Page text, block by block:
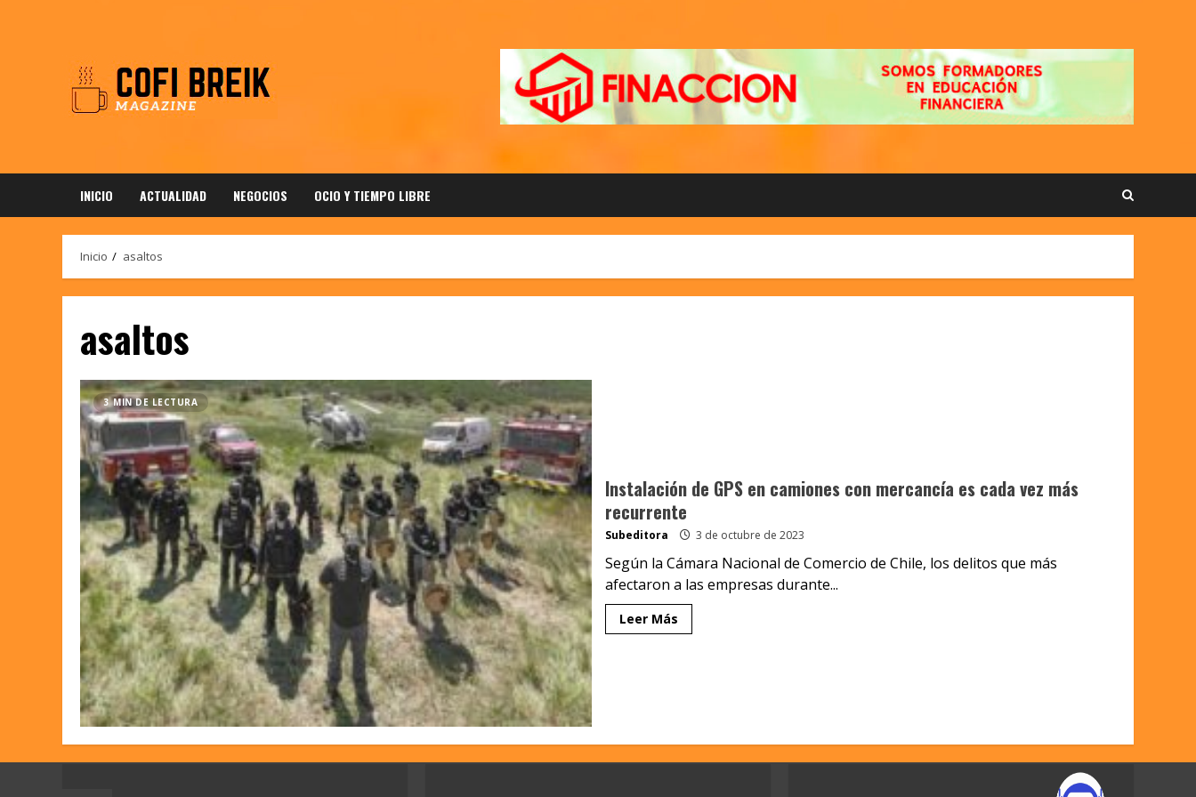
INICIO ACTUALIDAD NEGOCIOS OCIO Y TIEMPO LIBRE
Inicio asaltos
asaltos
3 MIN DE LECTURA
Instalación de GPS en camiones con mercancía es cada vez más
recurrente
Subeditora 3 de octubre de 2023
Según la Cámara Nacional de Comercio de Chile, los delitos que más
afectaron a las empresas durante...
Leer Más